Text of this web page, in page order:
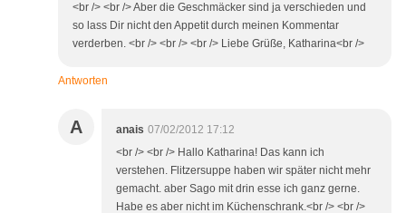
<br /> <br /> Aber die Geschmäcker sind ja verschieden und
so lass Dir nicht den Appetit durch meinen Kommentar
verderben. <br /> <br /> <br /> Liebe Grüße, Katharina<br />
Antworten
A anais 07/02/2012 17:12
<br /> <br /> Hallo Katharina! Das kann ich
verstehen. Flitzersuppe haben wir später nicht mehr
gemacht. aber Sago mit drin esse ich ganz gerne.
Habe es aber nicht im Küchenschrank.<br /> <br />